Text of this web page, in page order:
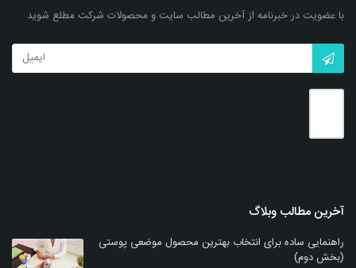
با عضویت در خبرنامه از آخرین مطالب سایت و محصولات شرکت مطلع شوید
آخرین مطالب وبلاگ
راهنمایی ساده برای انتخاب بهترین محصول موضعی پوستی
(بخش دوم)